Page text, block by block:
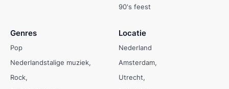
90's feest
Genres
Pop
Nederlandstalige muziek
Rock
Locatie
Nederland
Amsterdam
Utrecht